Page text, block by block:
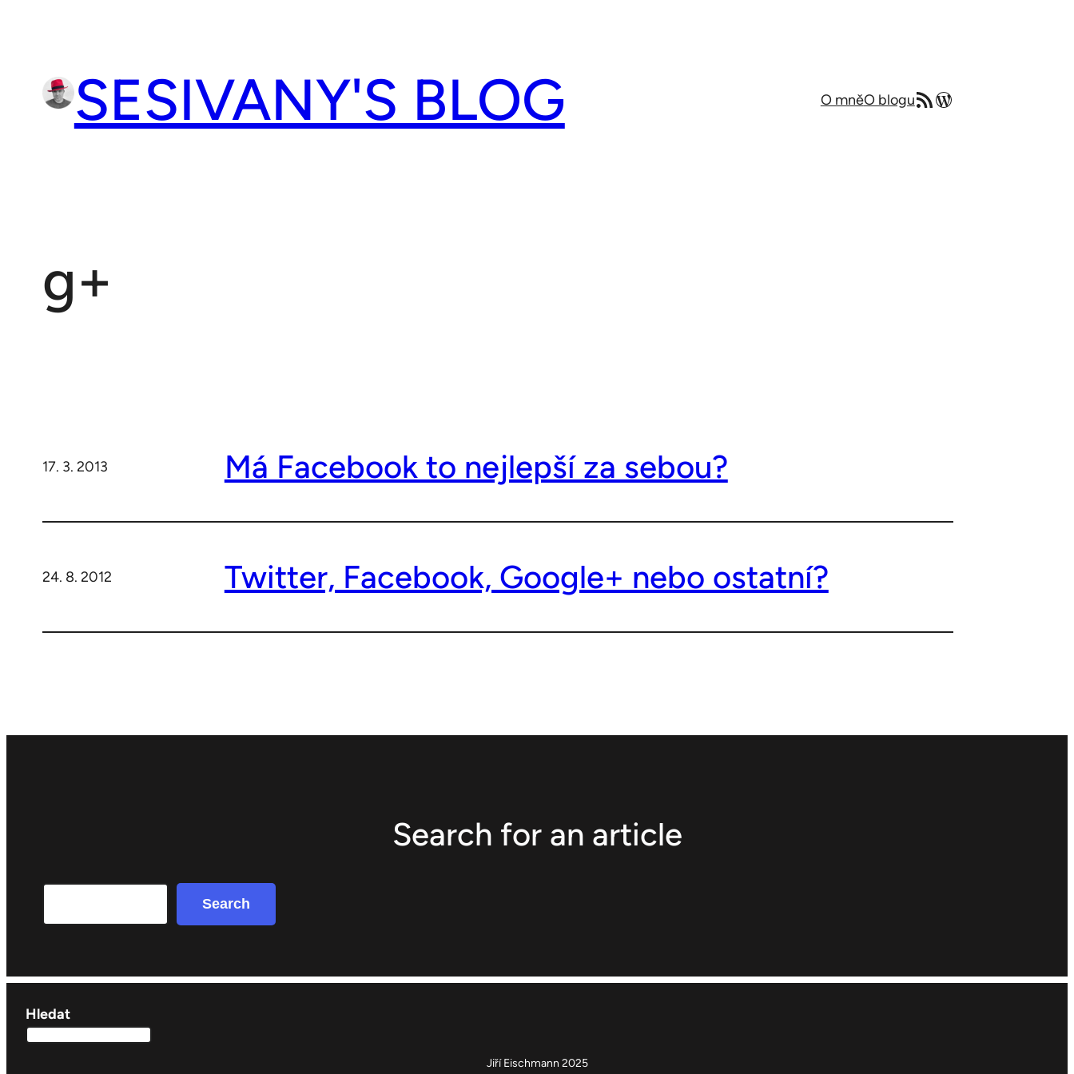
SESIVANY'S BLOG O mněO bloguRSS zdrojMůj blog v angličtině
g+
17. 3. 2013 Má Facebook to nejlepší za sebou?
24. 8. 2012 Twitter, Facebook, Google+ nebo ostatní?
Search for an article
Search
Hledat
Jiří Eischmann 2025